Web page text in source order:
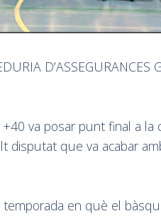
D’ASSEGURANCES
va posar punt final a la
disputat que va acabar
en què el